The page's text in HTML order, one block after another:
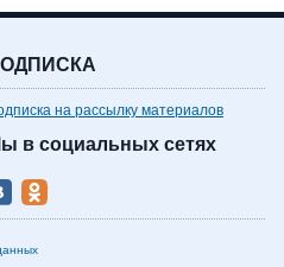
на рассылку материалов
в социальных сетях